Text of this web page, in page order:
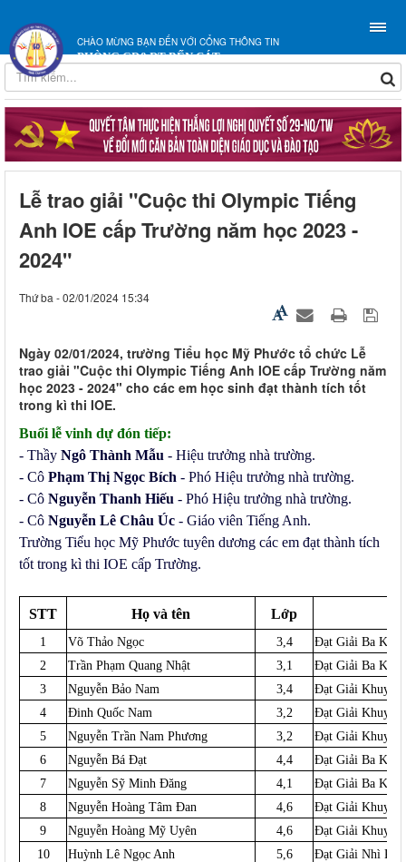
CHÀO MỪNG BẠN ĐẾN VỚI CỔNG THÔNG TIN
PHÒNG GD&ĐT BẾN CÁT
Lễ trao giải "Cuộc thi Olympic Tiếng
Anh IOE cấp Trường năm học 2023 -
2024"
Thứ ba - 02/01/2024 15:34
Ngày 02/01/2024, trường Tiểu học Mỹ Phước tổ chức Lễ
trao giải "Cuộc thi Olympic Tiếng Anh IOE cấp Trường năm
học 2023 - 2024" cho các em học sinh đạt thành tích tốt
trong kì thi IOE.
Buổi lễ vinh dự đón tiếp:
- Thầy Ngô Thành Mẫu - Hiệu trưởng nhà trường.
- Cô Phạm Thị Ngọc Bích - Phó Hiệu trưởng nhà trường.
- Cô Nguyễn Thanh Hiếu - Phó Hiệu trưởng nhà trường.
- Cô Nguyễn Lê Châu Úc - Giáo viên Tiếng Anh.
Trường Tiểu học Mỹ Phước tuyên dương các em đạt thành tích
tốt trong kì thi IOE cấp Trường.
STT Họ và tên Lớp
1 Võ Thảo Ngọc 3,4
Đạt Giải Ba
2
Trần Phạm Quang Nhật 3,1
Đạt Giải Ba
3
Nguyễn Bảo Nam 3,4
Đạt Giải Khuyến
4
Đinh Quốc Nam 3,2
Đạt Giải Khuyến
5
Nguyễn Trần Nam Phương 3,2
Đạt Giải Khuyến
6
Nguyễn Bá Đạt 4,4
Đạt Giải Ba
7
Nguyễn Sỹ Minh Đăng 4,1
Đạt Giải Ba
8
Nguyễn Hoàng Tâm Đan 4,6
Đạt Giải Khuyến
9
Nguyễn Hoàng Mỹ Uyên 4,6
Đạt Giải Khuyến
10
Huỳnh Lê Ngọc Anh 5,6
Đạt Giải Nhì